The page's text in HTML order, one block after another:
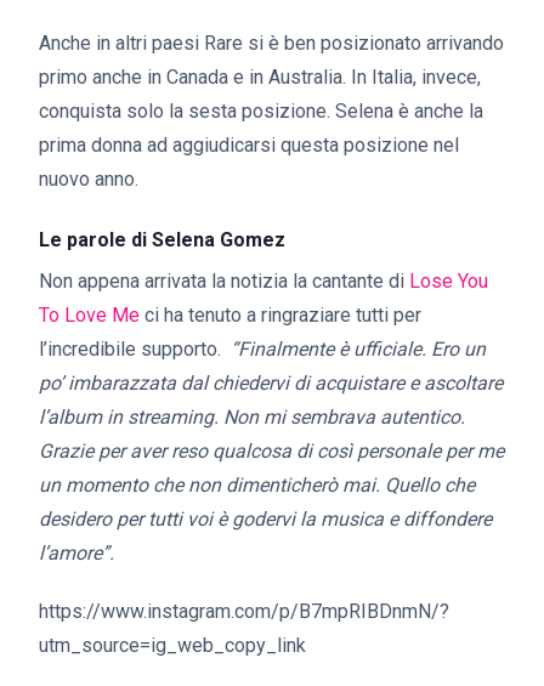
Anche in altri paesi Rare si è ben posizionato arrivando
primo anche in Canada e in Australia. In Italia, invece,
conquista solo la sesta posizione. Selena è anche la
prima donna ad aggiudicarsi questa posizione nel
nuovo anno.
Le parole di Selena Gomez
Non appena arrivata la notizia la cantante di Lose You
To Love Me ci ha tenuto a ringraziare tutti per
l’incredibile supporto.
“Finalmente è ufficiale. Ero un
po’ imbarazzata dal chiedervi di acquistare e ascoltare
l’album in streaming. Non mi sembrava autentico.
Grazie per aver reso qualcosa di così personale per me
un momento che non dimenticherò mai. Quello che
desidero per tutti voi è godervi la musica e diffondere
l’amore”.
https://www.instagram.com/p/B7mpRIBDnmN/?
utm_source=ig_web_copy_link